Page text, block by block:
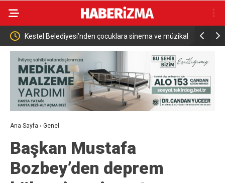
Kestel Belediyesi’nden çocuklara sinema ve müzikal
şöleni
Bakan
Yapmayı
Ana Sayfa › Genel
Başkan Mustafa
Bozbey’den deprem